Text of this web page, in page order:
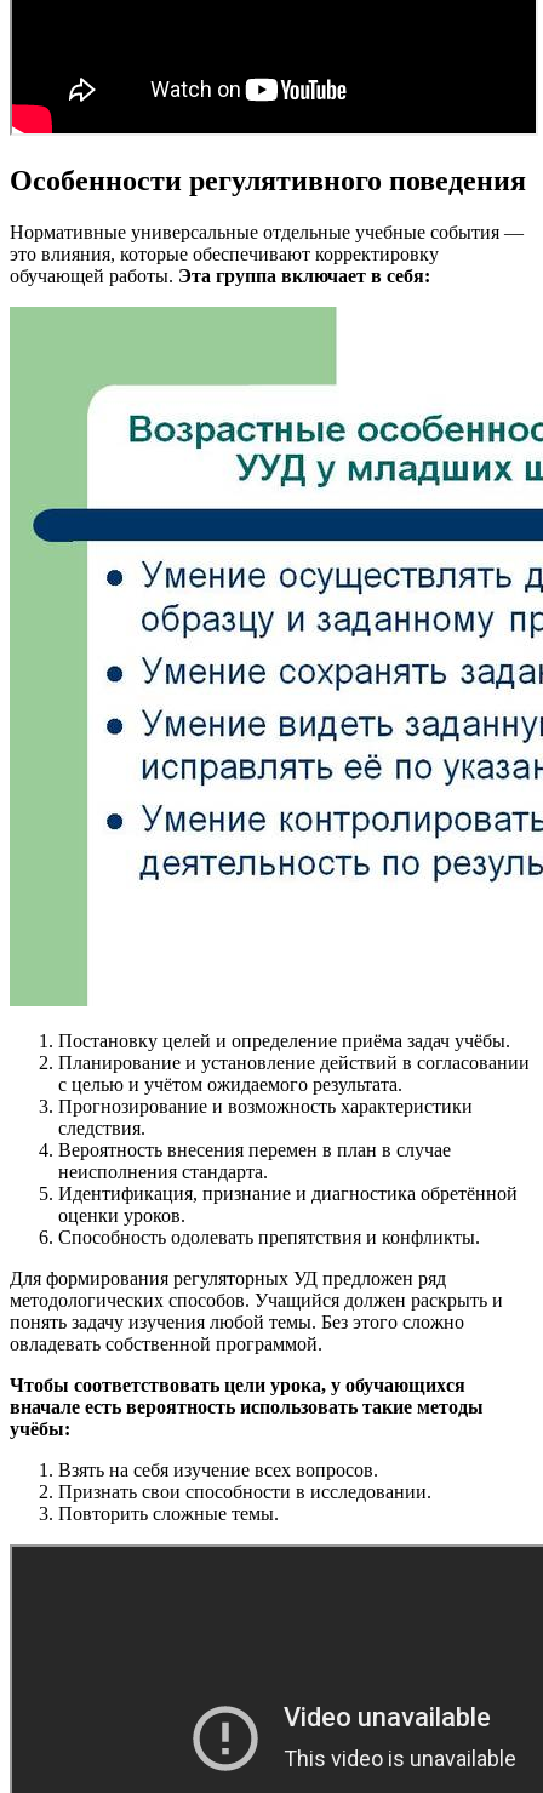
Особенности регулятивного поведения
Нормативные универсальные отдельные учебные события —
это влияния, которые обеспечивают корректировку
обучающей работы. Эта группа включает в себя:
Постановку целей и определение приёма задач учёбы.
Планирование и установление действий в согласовании
с целью и учётом ожидаемого результата.
Прогнозирование и возможность характеристики
следствия.
Вероятность внесения перемен в план в случае
неисполнения стандарта.
Идентификация, признание и диагностика обретённой
оценки уроков.
Способность одолевать препятствия и конфликты.
Для формирования регуляторных УД предложен ряд
методологических способов. Учащийся должен раскрыть и
понять задачу изучения любой темы. Без этого сложно
овладевать собственной программой.
Чтобы соответствовать цели урока, у обучающихся
вначале есть вероятность использовать такие методы
учёбы:
Взять на себя изучение всех вопросов.
Признать свои способности в исследовании.
Повторить сложные темы.